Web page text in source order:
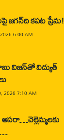
జగన్‌ది కపట ప్రేమ!
6:00 AM
విజన్‌తో విద్యుత్
2026 7:10 AM
ఆసరా…చెల్లెమ్మలకు